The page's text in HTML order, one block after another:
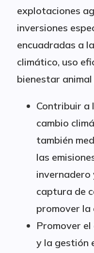
explotaciones
inversiones
encuadradas a
climático, uso
bienestar
Contribuir a
cambio
también
las
invernadero
captura de
promover la
Promover
y la gestión